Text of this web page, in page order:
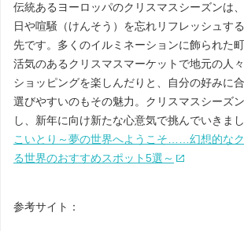
伝統あるヨーロッパのクリスマスシーズンは
日や喧騒（けんそう）を忘れリフレッシュす
先です。多くのイルミネーションに飾られた
活気のあるクリスマスマーケットで地元の人
ショッピングを楽しんだりと、自分の好みに
選びやすいのもその魅力。クリスマスシーズ
し、新年に向け新たな心意気で挑んでいきまし
こいとり～夢の世界へようこそ……幻想的な
る世界のおすすめスポット5選～
参考サイト：